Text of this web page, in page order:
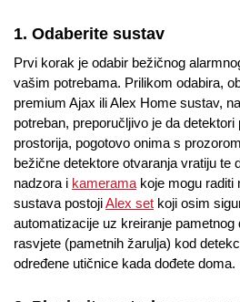
1. Odaberite sustav
Prvi korak je odabir bežičnog
vašim potrebama. Prilikom odabira,
premium Ajax ili Alex Home sustav,
potreban, preporučljivo je da
prostorija, pogotovo onima s
bežične detektore otvaranja vratiju te
nadzora i kamerama koje mogu raditi
sustava postojiAlex set koji osim
automatizacije uz kreiranje
rasvjete (pametnih žarulja) kod
određene utičnice kada dođete doma.